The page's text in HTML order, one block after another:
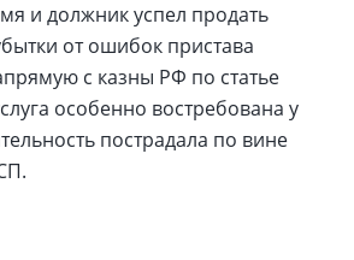
и должник успел продать
от ошибок пристава
с казны РФ по статье
особенно востребована у
пострадала по вине